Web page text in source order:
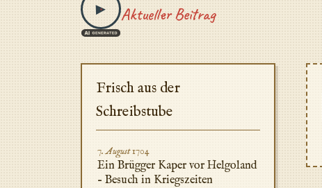
▶ Aktueller Beitrag
Frisch aus der
Schreibstube
7. August 1704
Ein Brügger Kaper vor Helgoland
– Besuch in Kriegszeiten